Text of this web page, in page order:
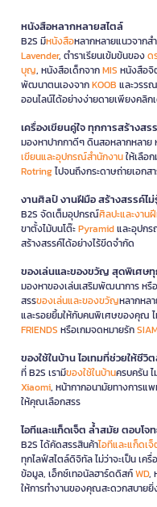
หนังสือหลากหลายสไตล์
B2S มีหนังสือหลากหลายแนวจาก
Lavender, ตำราเรียนเข้มข้นของด
บุญ, หนังสือเด็กจากMIS หนังสือจิ
พัฒนาตนเองจากKOOB และวรร
ออนไลน์ได้อย่างง่ายดายเพียงคลิก
เครื่องเขียนคู่ใจ ทุกการสร้างสร
มองหาปากกาดีๆ ดินสอหลากหลา
เขียนและอุปกรณ์สำนักงานให้เลือ
Rotringไปจนถึงกระดาษถ่ายเอกส
งานศิลป์ งานฝีมือ สร้างสรรค์ไ
B2S จัดเต็มอุปกรณ์ศิลปะและงาน
ขาตั้งไม้บนโต๊ะPyramidและอุปก
สร้างสรรค์ได้อย่างไร้ขีดจำกัด
ของเล่นและของขวัญ สุดพิเศษ
มองหาของเล่นเสริมพัฒนาการ ห
สรรของเล่นและของขวัญหลากหล
และรอยยิ้มให้กับคนพิเศษของคุณ ไ
FRIENDS หรือเกมจดหมายรัก
ของใช้ในบ้าน ไอเทมที่ช่วยให้ชีวิ
ที่ B2S เรามีของใช้ในบ้านครบครัน ไ
Xiaomi, หน้ากากอนามัยทางการแ
ให้คุณเลือกสรร
ไอทีและแก็ดเจ็ต ล้ำสมัย ตอบโจ
B2S ได้คัดสรรสินค้าไอทีและแก็ดเจ็
ทุกไลฟ์สไตล์ดิจิทัล ไม่ว่าจะเป็น เครื่
ข้อมูล, เอ็กซ์เทอนัลฮาร์ดดิสก์WD,
ให้การทำงานของคุณสะดวกสบาย